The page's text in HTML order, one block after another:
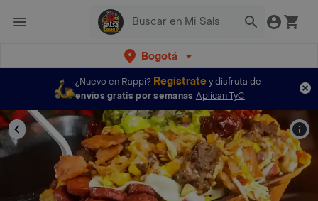
Bogotá
¿Nuevo en Rappi? Regístratey disfruta de
envíos gratis por semanas Aplican TyC